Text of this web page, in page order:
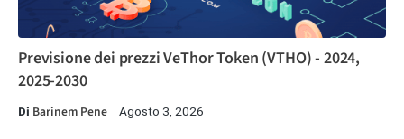
Previsione dei prezzi VeThor Token (VTHO) - 2024,
2025-2030
Di Barinem Pene Agosto 3, 2026